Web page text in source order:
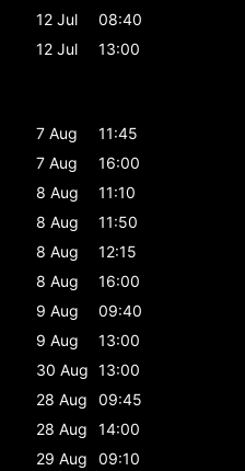
12 Jul
08:40
12 Jul
13:00
7 Aug
11:45
7 Aug
16:00
8 Aug
11:10
8 Aug
11:50
8 Aug
12:15
8 Aug
16:00
9 Aug
09:40
9 Aug
13:00
30 Aug 13:00
28 Aug
09:45
28 Aug
14:00
29 Aug 09:10